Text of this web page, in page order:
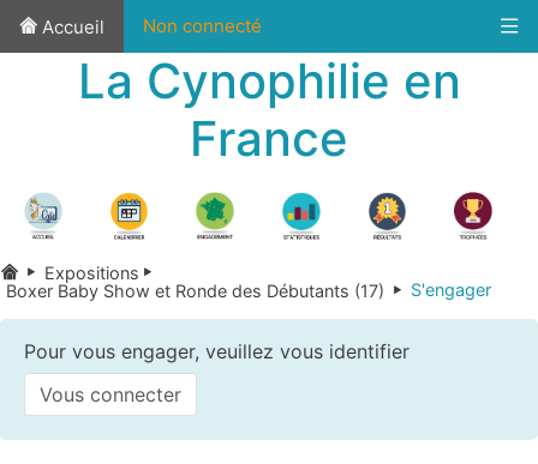
Accueil Non connecté
La Cynophilie en
France
Expositions
Boxer Baby Show et Ronde des Débutants (17)
S'engager
Pour vous engager, veuillez vous identifier
Vous connecter